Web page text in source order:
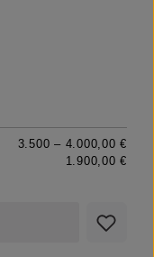
3.500 – 4.000,00 €
1.900,00 €